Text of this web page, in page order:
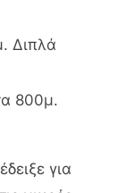
Διπλά
800μ.
για